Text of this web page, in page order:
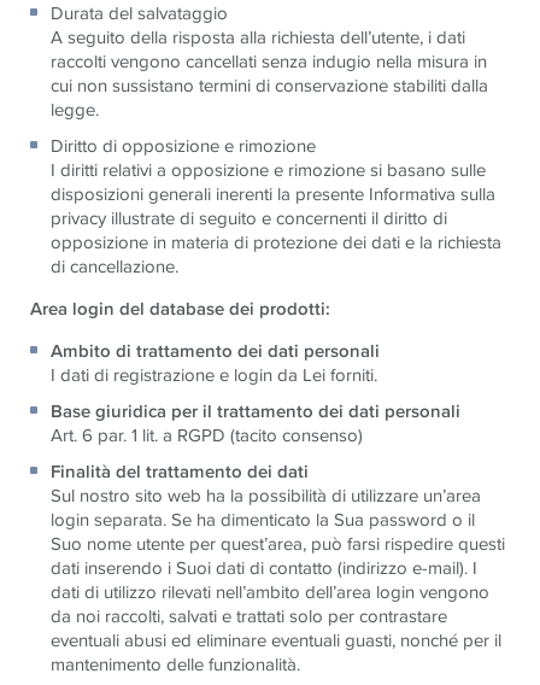
Durata del salvataggio
A seguito della risposta alla richiesta dell’utente, i dati
raccolti vengono cancellati senza indugio nella misura in
cui non sussistano termini di conservazione stabiliti dalla
legge.
Diritto di opposizione e rimozione
I diritti relativi a opposizione e rimozione si basano sulle
disposizioni generali inerenti la presente Informativa sulla
privacy illustrate di seguito e concernenti il diritto di
opposizione in materia di protezione dei dati e la richiesta
di cancellazione.
Area login del database dei prodotti:
Ambito di trattamento dei dati personali
I dati di registrazione e login da Lei forniti.
Base giuridica per il trattamento dei dati personali
Art. 6 par. 1 lit. a RGPD (tacito consenso)
Finalità del trattamento dei dati
Sul nostro sito web ha la possibilità di utilizzare un’area
login separata. Se ha dimenticato la Sua password o il
Suo nome utente per quest’area, può farsi rispedire questi
dati inserendo i Suoi dati di contatto (indirizzo e-mail). I
dati di utilizzo rilevati nell’ambito dell’area login vengono
da noi raccolti, salvati e trattati solo per contrastare
eventuali abusi ed eliminare eventuali guasti, nonché per il
mantenimento delle funzionalità.